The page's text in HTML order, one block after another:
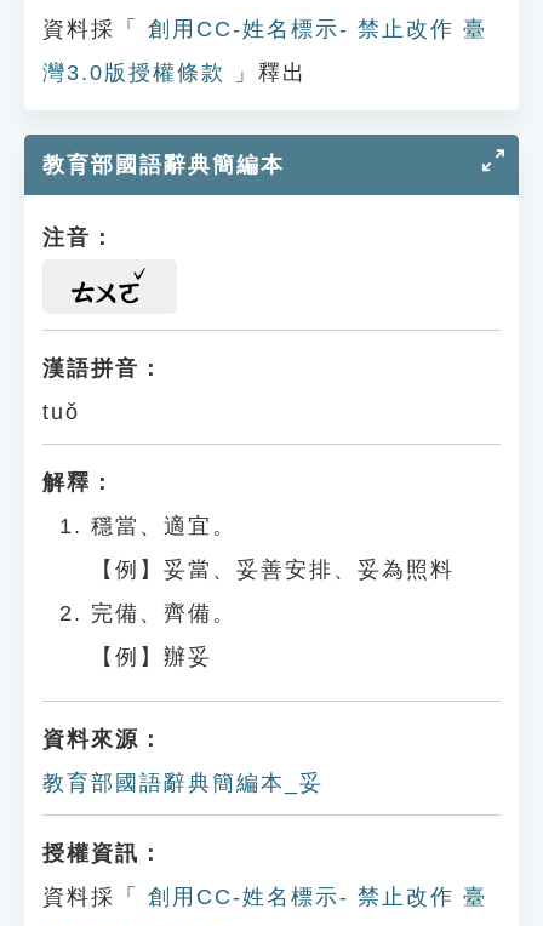
資料採「
創用CC-姓名標示- 禁止改作 臺
灣3.0版授權條款
」釋出
教育部國語辭典簡編本
注音：
ㄊㄨㄛ
漢語拼音：
tuǒ
解釋：
穩當、適宜。
【例】妥當、妥善安排、妥為照料
完備、齊備。
【例】辦妥
資料來源：
教育部國語辭典簡編本_妥
授權資訊：
資料採「
創用CC-姓名標示- 禁止改作 臺